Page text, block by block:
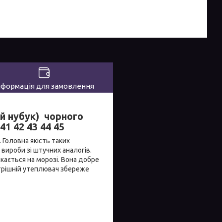
для замовлення
нубук) чорного
42 43 44 45
якість таких
зі штучних аналогів.
на морозі. Вона добре
утеплювач збереже